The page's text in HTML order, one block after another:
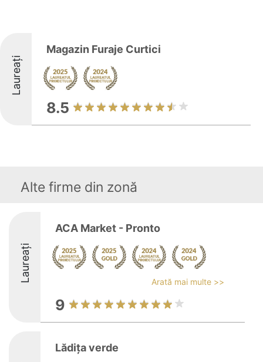
Laureați
Magazin Furaje Curtici
8.5
Alte firme din zonă
Laureați
ACA Market - Pronto
Arată mai multe >>
9
Lădiţa verde